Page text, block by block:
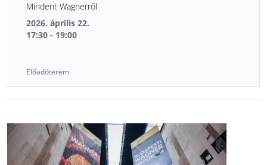
Mindent Wagnerről
2026. április 22.
17:30 - 19:00
Előadóterem